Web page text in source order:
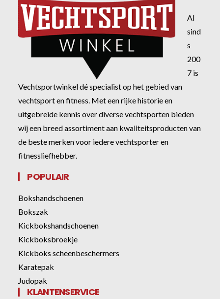
Al
sind
s
200
7 is
Vechtsportwinkel dé specialist op het gebied van
vechtsport en fitness. Met een rijke historie en
uitgebreide kennis over diverse vechtsporten bieden
wij een breed assortiment aan kwaliteitsproducten van
de beste merken voor iedere vechtsporter en
fitnessliefhebber.
POPULAIR
Bokshandschoenen
Bokszak
Kickbokshandschoenen
Kickboksbroekje
Kickboks scheenbeschermers
Karatepak
Judopak
KLANTENSERVICE